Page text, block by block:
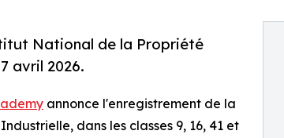
National de la Propriété
avril 2026.
annonce l'enregistrement de la
dans les classes 9, 16, 41 et